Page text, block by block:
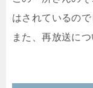
はされているので
また、再放送に